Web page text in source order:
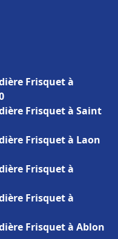
Frisquet à
Frisquet à Saint
Frisquet à Laon
Frisquet à
Frisquet à
Frisquet à Ablon